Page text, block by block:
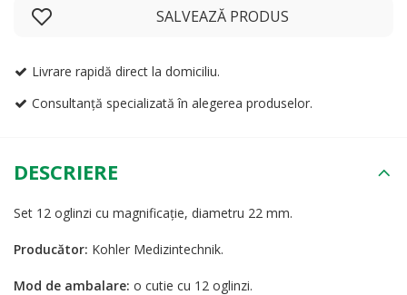
SALVEAZĂ PRODUS
Livrare rapidă direct la domiciliu.
Consultanță specializată în alegerea produselor.
DESCRIERE
Set 12 oglinzi cu magnificație, diametru 22 mm.
​Producător: Kohler Medizintechnik.
​Mod de ambalare: o cutie cu 12 oglinzi.